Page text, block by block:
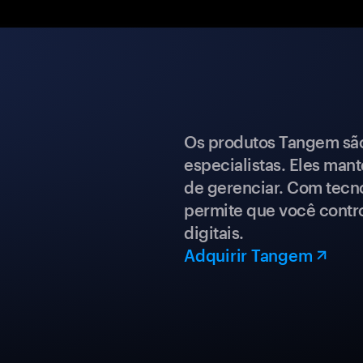
Os produtos Tangem
especialistas. Eles
de gerenciar. Com
permite que você
digitais.
Adquirir Tangem